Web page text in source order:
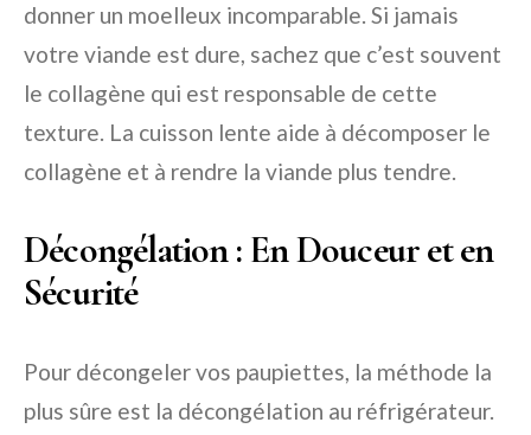
donner un moelleux incomparable. Si jamais
votre viande est dure, sachez que c’est souvent
le collagène qui est responsable de cette
texture. La cuisson lente aide à décomposer le
collagène et à rendre la viande plus tendre.
Décongélation : En Douceur et en
Sécurité
Pour décongeler vos paupiettes, la méthode la
plus sûre est la décongélation au réfrigérateur.